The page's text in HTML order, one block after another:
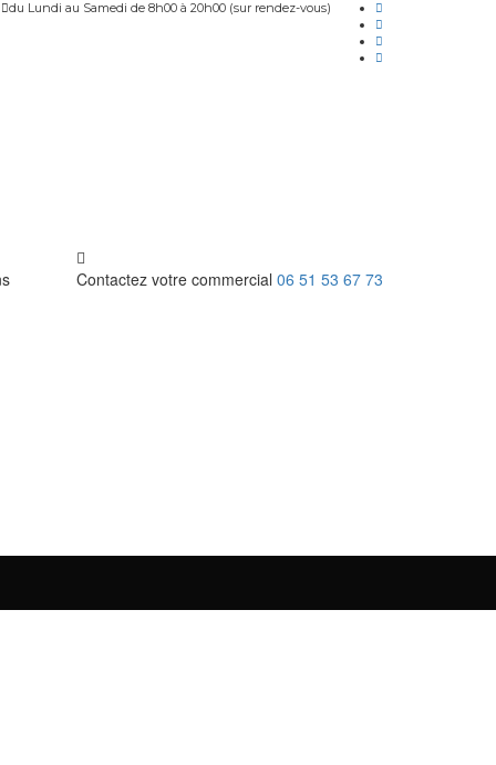
du Lundi au Samedi de 8h00 à 20h00 (sur rendez-vous)
Contactez votre commercial 06 51 53 67 73